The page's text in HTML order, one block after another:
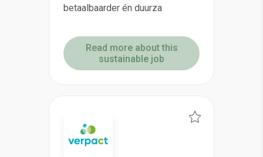
betaalbaarder én duurza
Read more about this
sustainable job